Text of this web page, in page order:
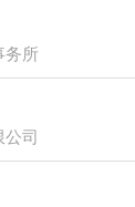
务所
司